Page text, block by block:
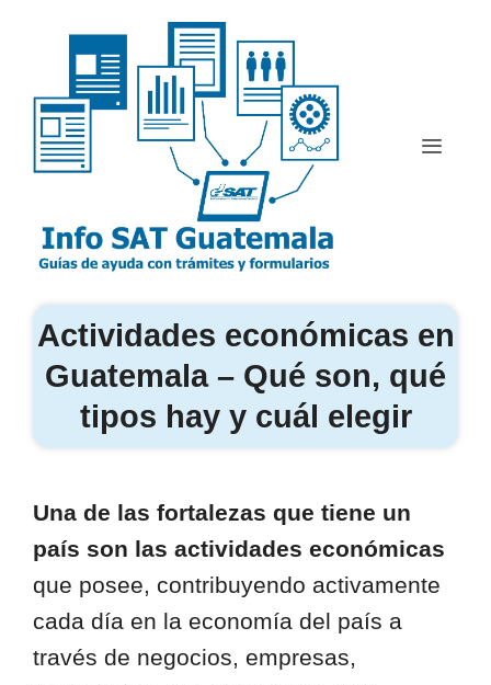
contenido
Actividades económicas en
Guatemala – Qué son, qué
tipos hay y cuál elegir
Una de las fortalezas que tiene un
país son las actividades económicas
que posee, contribuyendo activamente
cada día en la economía del país a
través de negocios, empresas,